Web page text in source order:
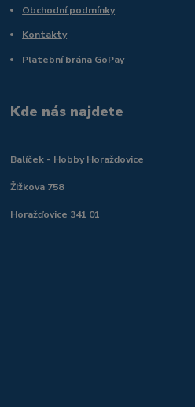
Obchodní podmínky
Kontakty
Platební brána GoPay
Kde nás najdete
Balíček - Hobby Horažďovice
Žižkova 758
Horažďovice 341 01